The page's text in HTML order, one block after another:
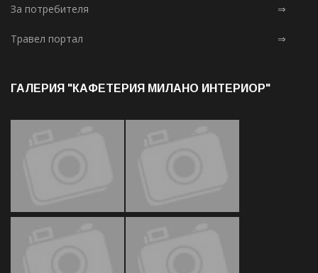
За потребителя ⇒
Травел портал ⇒
ГАЛЕРИЯ "КАФЕТЕРИЯ МИЛАНО ИНТЕРИОР"